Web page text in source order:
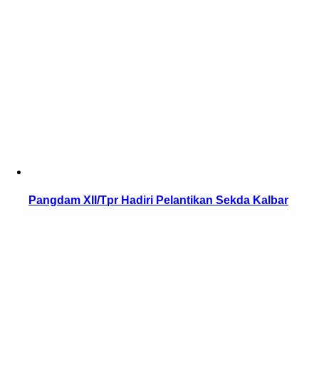
Pangdam XII/Tpr Hadiri Pelantikan Sekda Kalbar